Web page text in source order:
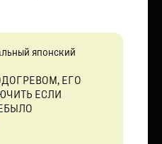
японский
ЕГО
ЕСЛИ